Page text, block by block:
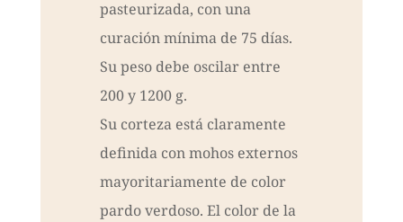
pasteurizada, con una
curación mínima de 75 días.
Su peso debe oscilar entre
200 y 1200 g.
Su corteza está claramente
definida con mohos externos
mayoritariamente de color
pardo verdoso. El color de la